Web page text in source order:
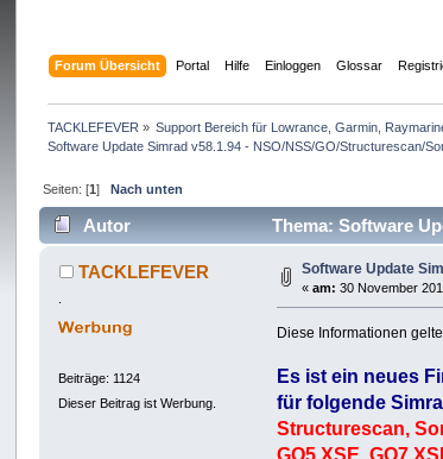
Forum Übersicht Portal Hilfe Einloggen Glossar
TACKLEFEVER » Support Bereich für Lowrance, Garmin,
Software Update Simrad v58.1.94 - NSO/NSS/GO/Structurescan/
Seiten: [1] Nach unten
Autor Thema: Software
TACKLEFEVER
Beiträge: 1124
Dieser Beitrag ist Werbung.
Software Update
«am: 30 November
Diese Informationen
Es ist ein neues
für folgende
Structurescan,